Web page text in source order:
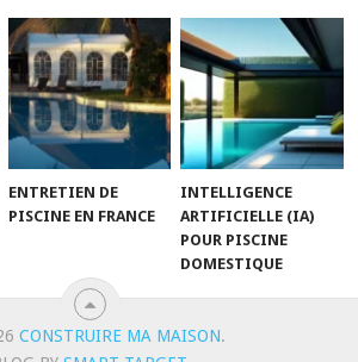
ENTRETIEN DE
PISCINE EN FRANCE
INTELLIGENCE
ARTIFICIELLE (IA)
POUR PISCINE
DOMESTIQUE
CONSTRUIRE MA MAISON.